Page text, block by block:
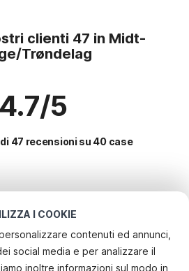
I COOKIE
contenuti ed annunci,
social media e per analizzare il
inoltre informazioni sul modo in
clienti 47 in Midt-
Trøndelag
4.7/5
47 recensioni su 40 case
vacanze in Midt-